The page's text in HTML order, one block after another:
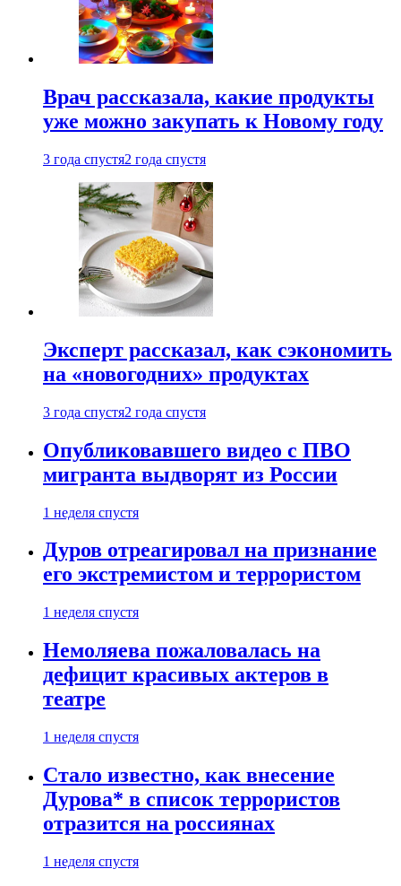
Врач рассказала, какие продукты
уже можно закупать к Новому году
3 года спустя2 года спустя
Эксперт рассказал, как сэкономить
на «новогодних» продуктах
3 года спустя2 года спустя
Опубликовавшего видео с ПВО
мигранта выдворят из России
1 неделя спустя
Дуров отреагировал на признание
его экстремистом и террористом
1 неделя спустя
Немоляева пожаловалась на
дефицит красивых актеров в
театре
1 неделя спустя
Стало известно, как внесение
Дурова* в список террористов
отразится на россиянах
1 неделя спустя